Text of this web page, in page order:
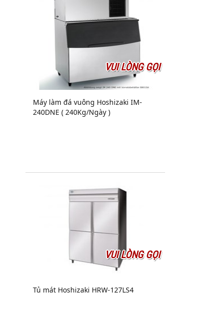
VUI LÒNG GỌI
Máy làm đá vuông Hoshizaki IM-
240DNE ( 240Kg/Ngày )
VUI LÒNG GỌI
Tủ mát Hoshizaki HRW-127LS4